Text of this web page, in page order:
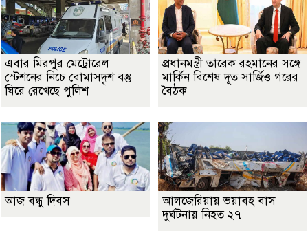
এবার মিরপুর মেট্রোরেল
স্টেশনের নিচে বোমাসদৃশ বস্তু
ঘিরে রেখেছে পুলিশ
প্রধানমন্ত্রী তারেক রহমানের সঙ্গে
মার্কিন বিশেষ দূত সার্জিও গরের
বৈঠক
আজ বন্ধু দিবস
আলজেরিয়ায় ভয়াবহ বাস
দুর্ঘটনায় নিহত ২৭